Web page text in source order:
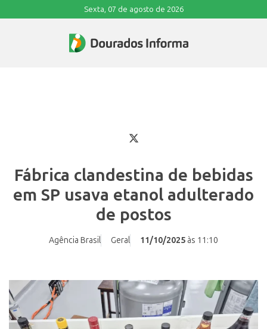
Sexta, 07 de agosto de 2026
Fábrica clandestina de bebidas
em SP usava etanol adulterado
de postos
Agência Brasil Geral 11/10/2025 às 11:10